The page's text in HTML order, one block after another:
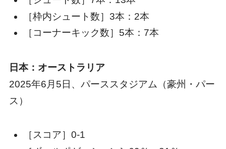
［枠内シュート数］3本：2本
［コーナーキック数］5本：7本
日本：オーストラリア
2025年6月5日、パーススタジアム（豪州・パー
ス）
［スコア］0-1